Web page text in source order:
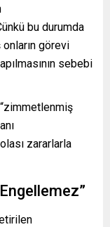
bu durumda
görevi
sebebi
“zimmetlenmiş
zararlarla